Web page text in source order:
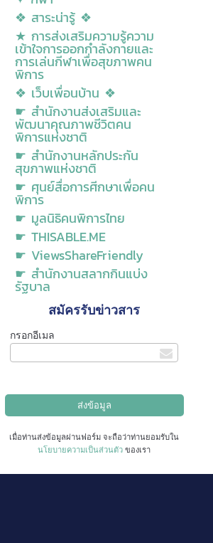
❖ สาระน่ารู้ ❖
★ การส่งเสริมความรู้ความ
เข้าใจการออกกำลังกายและ
การเล่นกีฬาเพื่อสุขภาพคน
พิการ
❖ เว็บเพื่อนบ้าน ❖
☛ สำนักงานส่งเสริมและ
พัฒนาคุณภาพชีวิตคน
พิการแห่งชาติ
☛ สำนักงานหลักประกัน
สุขภาพแห่งชาติ
☛ ศุนย์สื่อการศีกษาเพื่อคน
พิการ
☛ มูลนิธิคนพิการไทย
☛ THISABLE.ME
☛ ViewsShareFriendly
☛ สำนักงานสลากกินแบ่ง
รัฐบาล
สมัครรับข่าวสาร
กรอกอีเมล
เมื่อท่านส่งข้อมูลผ่านฟอร์ม จะถือว่าท่านยอมรับใน
นโยบายความเป็นส่วนตัว ของเรา